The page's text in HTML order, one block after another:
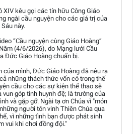
XIV kêu gọi các tín hữu Công Giáo
ngài cầu nguyện cho các giá trị của
này.
“Cầu nguyện cùng Giáo Hoàng”
(4/6/2026), do Mạng lưới Cầu
Đức Giáo Hoàng chuẩn bị.
của mình, Đức Giáo Hoàng đã nêu ra
những thách thức vốn có trong thế
cầu cho các sự kiện thể thao sẽ
vun góp tình huynh đệ; là trường của
và gặp gỡ. Ngài tạ ơn Chúa vì "món
người tôn vinh Thiên Chúa qua
vì những tình bạn được phát sinh
vui khi chơi đồng đội."